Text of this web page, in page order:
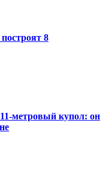
8
метровый купол: он